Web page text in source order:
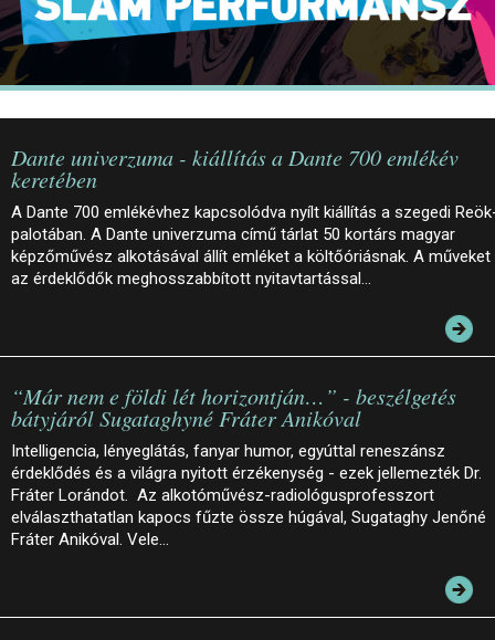
Dante univerzuma - kiállítás a Dante 700 emlékév
keretében
A Dante 700 emlékévhez kapcsolódva nyílt kiállítás a szegedi
palotában. A Dante univerzuma című tárlat 50 kortárs magyar
képzőművész alkotásával állít emléket a költőóriásnak. A műveket
az érdeklődők meghosszabbított nyitavtartással…
“Már nem e földi lét horizontján…” - beszélgetés
bátyjáról Sugataghyné Fráter Anikóval
Intelligencia, lényeglátás, fanyar humor, egyúttal reneszánsz
érdeklődés és a világra nyitott érzékenység - ezek jellemezték Dr.
Fráter Lorándot. Az alkotóművész-radiológusprofesszort
elválaszthatatlan kapocs fűzte össze húgával, Sugataghy Jenőné
Fráter Anikóval. Vele…